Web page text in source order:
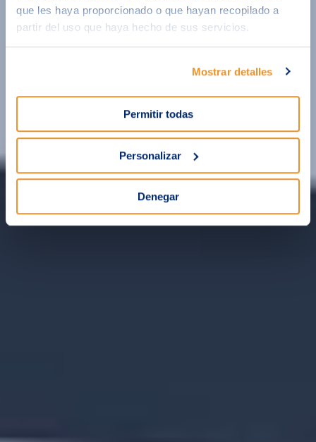
que les haya proporcionado o que hayan recopilado a
partir del uso que haya hecho de sus servicios.
Mostrar detalles
Permitir todas
Personalizar
Denegar